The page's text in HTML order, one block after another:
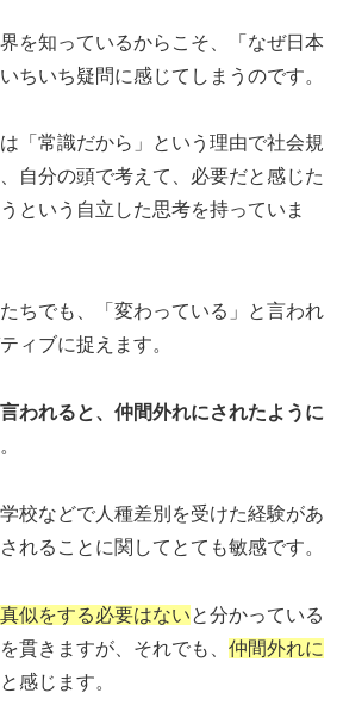
を知っているからこそ、「なぜ日本
ちいち疑問に感じてしまうのです。
「常識だから」という理由で社会規
自分の頭で考えて、必要だと感じた
という自立した思考を持っていま
ちでも、「変わっている」と言われ
ィブに捉えます。
われると、仲間外れにされたように
校などで人種差別を受けた経験があ
れることに関してとても敏感です。
似をする必要はないと分かっている
貫きますが、それでも、 仲間外れに
と感じます。